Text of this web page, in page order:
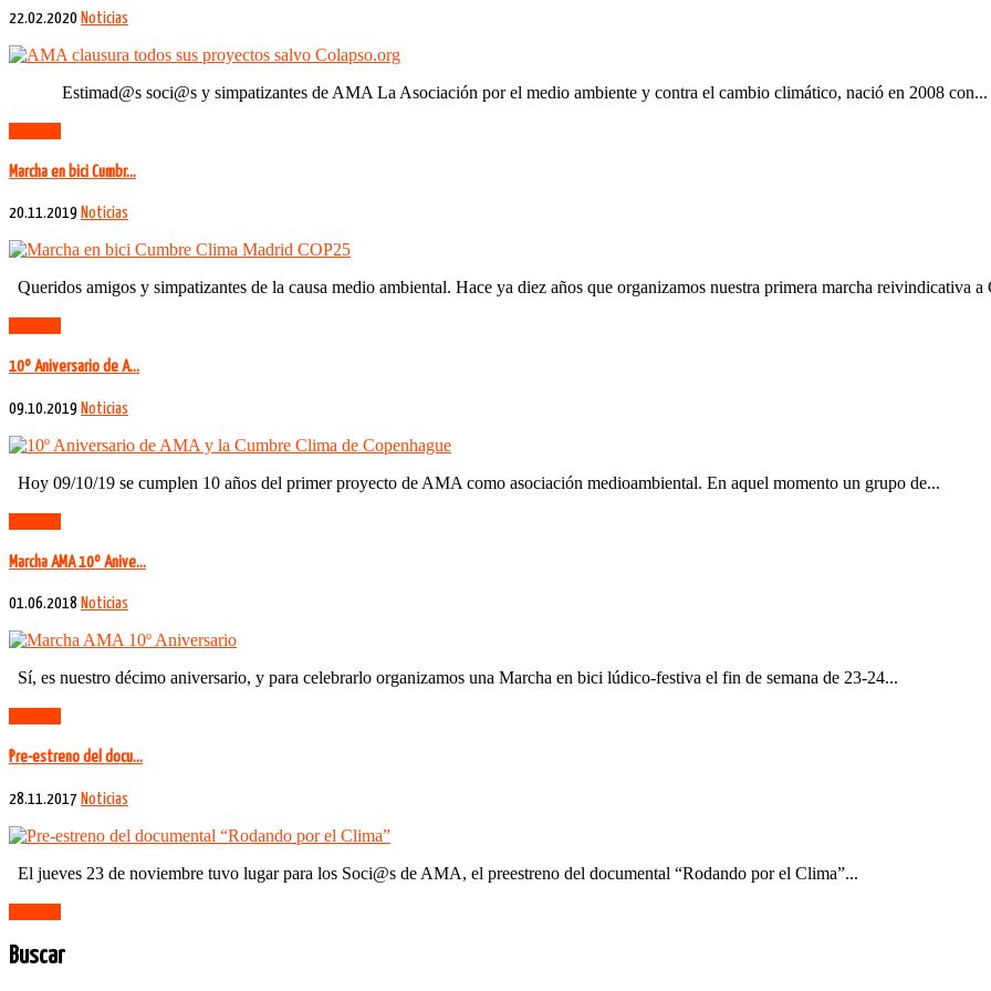
22.02.2020 Noticias
Estimad@s soci@s y simpatizantes de AMA La Asociación por el medio ambiente y contra el cambio climático, nació en 2008 con...
Marcha en bici Cumbr…
20.11.2019 Noticias
Queridos amigos y simpatizantes de la causa medio ambiental. Hace ya diez años que organizamos nuestra primera marcha reivindicativa a
10º Aniversario de A…
09.10.2019 Noticias
Hoy 09/10/19 se cumplen 10 años del primer proyecto de AMA como asociación medioambiental. En aquel momento un grupo de...
Marcha AMA 10º Anive…
01.06.2018 Noticias
Sí, es nuestro décimo aniversario, y para celebrarlo organizamos una Marcha en bici lúdico-festiva el fin de semana de 23-24...
Pre-estreno del docu…
28.11.2017 Noticias
El jueves 23 de noviembre tuvo lugar para los Soci@s de AMA, el preestreno del documental “Rodando por el Clima”...
Buscar